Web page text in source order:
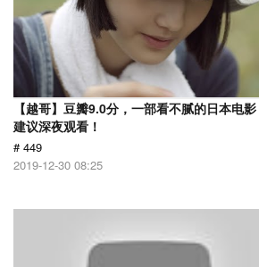
【越哥】豆瓣9.0分，一部看不腻的日本电
建议深夜观看！
# 449
2019-12-30 08:25